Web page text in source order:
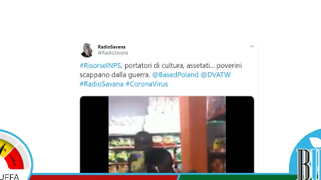
SALUTE E MEDICINA
STORIA E CITAZIONI